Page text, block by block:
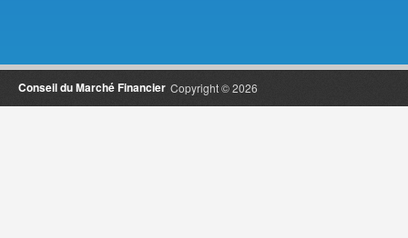
Copyright © 2026
Conseil du Marché Financier